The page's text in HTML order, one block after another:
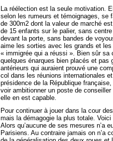
La réélection est la seule motivation.
selon les rumeurs et témoignages, se
de 300m2 dont la valeur de marché
de 15 enfants sur le palier, sans
devant la porte, sans bandes de
aime les sorties avec les grands et
« immigrée qui a réussi ». Bien sûr
quelques énarques bien placés et
antérieurs qui auraient prouvé une
col dans les réunions internationales
présidence de la République
voir ambitionner un poste de
elle en est capable.
Pour continuer à jouer dans la cour
mais la démagogie la plus totale.
Alors qu’aucune de ses mesures n’a
Parisiens. Au contraire jamais on n’a